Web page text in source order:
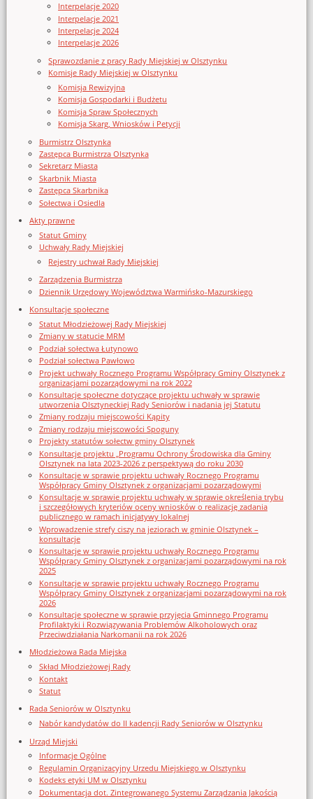
Interpelacje 2020
Interpelacje 2021
Interpelacje 2024
Interpelacje 2026
Sprawozdanie z pracy Rady Miejskiej w Olsztynku
Komisje Rady Miejskiej w Olsztynku
Komisja Rewizyjna
Komisja Gospodarki i Budżetu
Komisja Spraw Społecznych
Komisja Skarg, Wniosków i Petycji
Burmistrz Olsztynka
Zastępca Burmistrza Olsztynka
Sekretarz Miasta
Skarbnik Miasta
Zastępca Skarbnika
Sołectwa i Osiedla
Akty prawne
Statut Gminy
Uchwały Rady Miejskiej
Rejestry uchwał Rady Miejskiej
Zarządzenia Burmistrza
Dziennik Urzędowy Województwa Warmińsko-Mazurskiego
Konsultacje społeczne
Statut Młodzieżowej Rady Miejskiej
Zmiany w statucie MRM
Podział sołectwa Łutynowo
Podział sołectwa Pawłowo
Projekt uchwały Rocznego Programu Współpracy Gminy Olsztynek z
organizacjami pozarządowymi na rok 2022
Konsultacje społeczne dotyczące projektu uchwały w sprawie
utworzenia Olsztyneckiej Rady Seniorów i nadania jej Statutu
Zmiany rodzaju miejscowości Kąpity
Zmiany rodzaju miejscowości Spoguny
Projekty statutów sołectw gminy Olsztynek
Konsultacje projektu „Programu Ochrony Środowiska dla Gminy
Olsztynek na lata 2023-2026 z perspektywą do roku 2030
Konsultacje w sprawie projektu uchwały Rocznego Programu
Współpracy Gminy Olsztynek z organizacjami pozarządowymi
Konsultacje w sprawie projektu uchwały w sprawie określenia trybu
i szczegółowych kryteriów oceny wniosków o realizację zadania
publicznego w ramach inicjatywy lokalnej
Wprowadzenie strefy ciszy na jeziorach w gminie Olsztynek –
konsultacje
Konsultacje w sprawie projektu uchwały Rocznego Programu
Współpracy Gminy Olsztynek z organizacjami pozarządowymi na rok
2025
Konsultacje w sprawie projektu uchwały Rocznego Programu
Współpracy Gminy Olsztynek z organizacjami pozarządowymi na rok
2026
Konsultacje społeczne w sprawie przyjęcia Gminnego Programu
Profilaktyki i Rozwiązywania Problemów Alkoholowych oraz
Przeciwdziałania Narkomanii na rok 2026
Młodzieżowa Rada Miejska
Skład Młodzieżowej Rady
Kontakt
Statut
Rada Seniorów w Olsztynku
Nabór kandydatów do II kadencji Rady Seniorów w Olsztynku
Urząd Miejski
Informacje Ogólne
Regulamin Organizacyjny Urzedu Miejskiego w Olsztynku
Kodeks etyki UM w Olsztynku
Dokumentacja dot. Zintegrowanego Systemu Zarządzania Jakością